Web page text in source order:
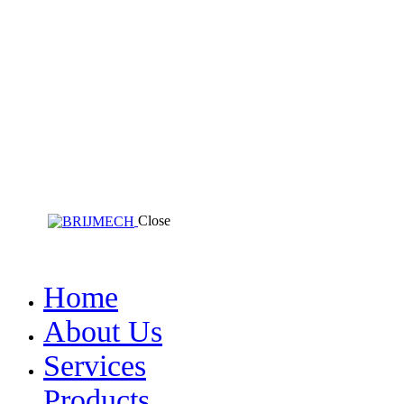
Close
Home
About Us
Services